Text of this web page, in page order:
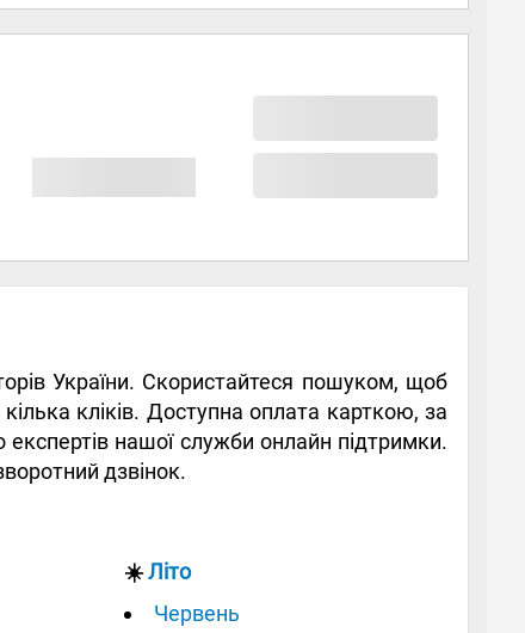
України. Скористайтеся пошуком, щоб
кліків. Доступна оплата карткою, за
нашої служби онлайн підтримки.
дзвінок.
☀️Літо
Червень